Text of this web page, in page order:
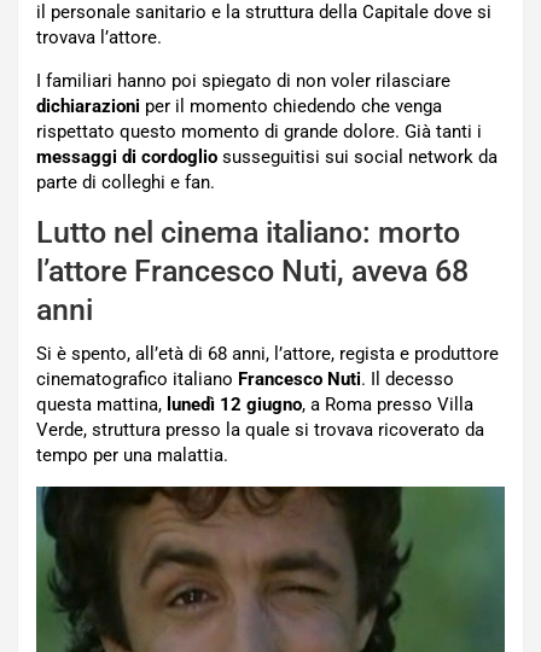
il personale sanitario e la struttura della Capitale dove si
trovava l’attore.
I familiari hanno poi spiegato di non voler rilasciare
dichiarazioni per il momento chiedendo che venga
rispettato questo momento di grande dolore. Già tanti i
messaggi di cordoglio susseguitisi sui social network da
parte di colleghi e fan.
Lutto nel cinema italiano: morto
l’attore Francesco Nuti, aveva 68
anni
Si è spento, all’età di 68 anni, l’attore, regista e produttore
cinematografico italiano Francesco Nuti. Il decesso
questa mattina, lunedì 12 giugno, a Roma presso Villa
Verde, struttura presso la quale si trovava ricoverato da
tempo per una malattia.